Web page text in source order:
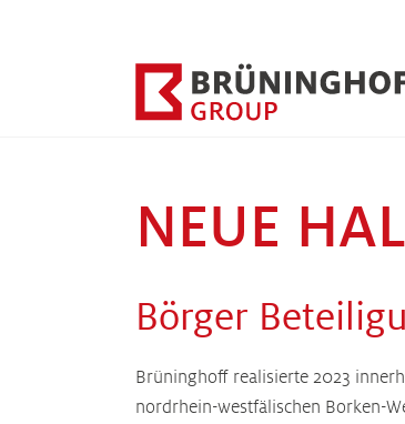
NEUE
Börger
Brüninghoff realisierte 2023
nordrhein-westfälischen Borken-